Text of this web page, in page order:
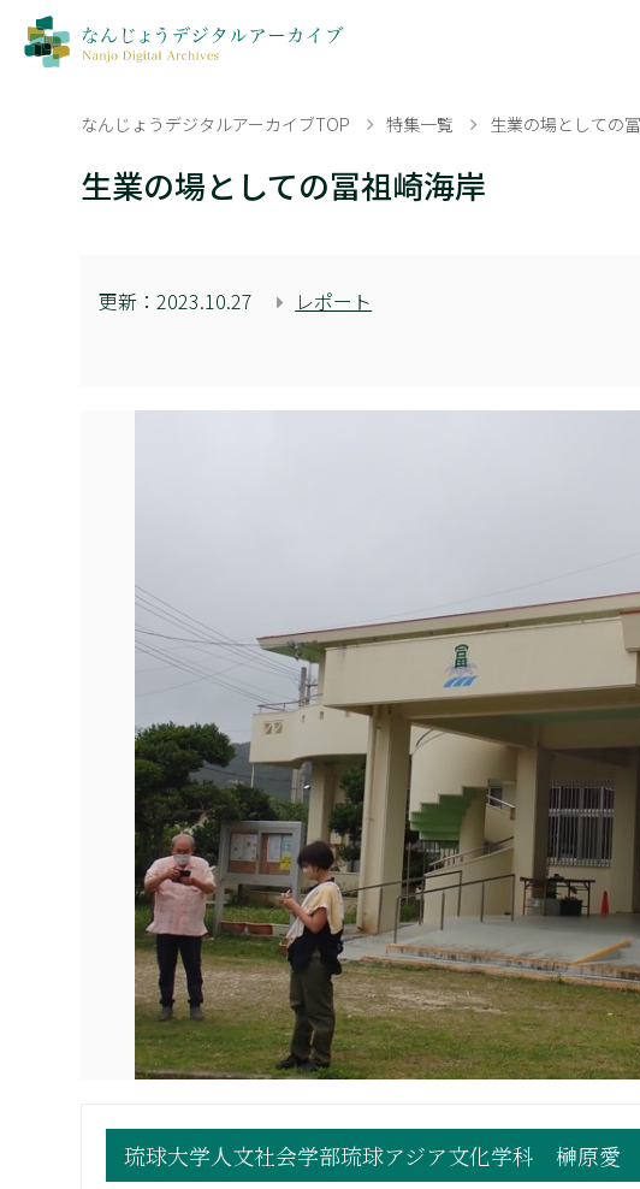
なんじょうデジタルアーカイブTOP 特集一覧 生業の場としての
生業の場としての冨祖崎海岸
更新：2023.10.27 レポート
琉球大学人文社会学部琉球アジア文化学科 榊原愛